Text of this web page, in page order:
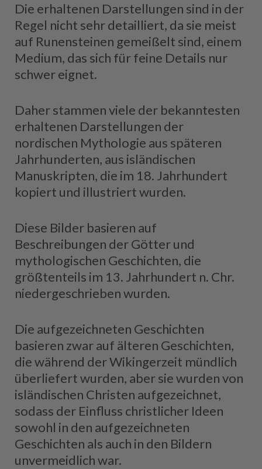
Die erhaltenen Darstellungen sind in der
Regel nicht sehr detailliert, da sie meist
auf Runensteinen gemeißelt sind, einem
Medium, das sich für feine Details nur
schwer eignet.
Daher stammen viele der bekanntesten
erhaltenen Darstellungen der
nordischen Mythologie aus späteren
Jahrhunderten, aus isländischen
Manuskripten, die im 18. Jahrhundert
kopiert und illustriert wurden.
Diese Bilder basieren auf
Beschreibungen der Götter und
mythologischen Geschichten, die
größtenteils im 13. Jahrhundert n. Chr.
niedergeschrieben wurden.
Die aufgezeichneten Geschichten
basieren zwar auf älteren Geschichten,
die während der Wikingerzeit mündlich
überliefert wurden, aber sie wurden von
isländischen Christen aufgezeichnet,
sodass der Einfluss christlicher Ideen
sowohl in den aufgezeichneten
Geschichten als auch in den Bildern
unvermeidlich war.